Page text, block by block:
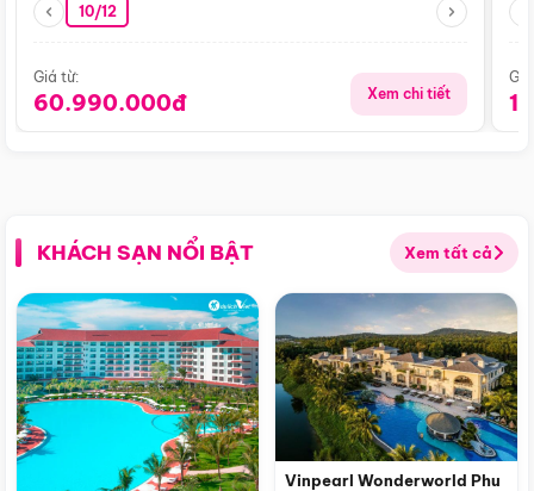
10/12
Giá từ:
60.990.000đ Xem chi tiết
KHÁCH SẠN NỔI BẬT Xem tất cả
Vinpearl Wonderworld Phu